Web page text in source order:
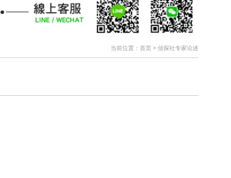
当前位置： 首页> 侦探社专家论述